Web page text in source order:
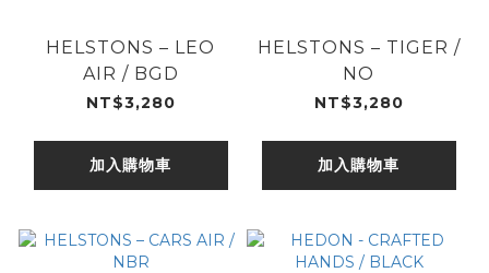
HELSTONS – LEO
AIR / BGD
NT$3,280
加入購物車
HELSTONS – TIGER /
NO
NT$3,280
加入購物車